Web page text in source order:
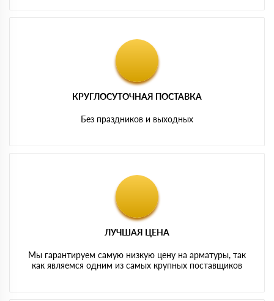
КРУГЛОСУТОЧНАЯ ПОСТАВКА
Без праздников и выходных
ЛУЧШАЯ ЦЕНА
Мы гарантируем самую низкую цену на арматуры, так
как являемся одним из самых крупных поставщиков